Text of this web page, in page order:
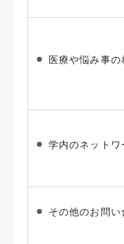
医療や悩み事の
学内のネットワ
その他のお問い